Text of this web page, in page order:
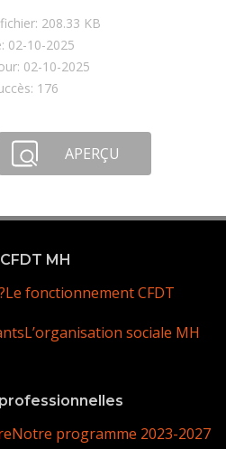
208.33 KB
02-10-2025
02-10-2025
176
APERÇU
MH
Le fonctionnement CFDT
L’organisation sociale MH
Notre programme 2023-2027